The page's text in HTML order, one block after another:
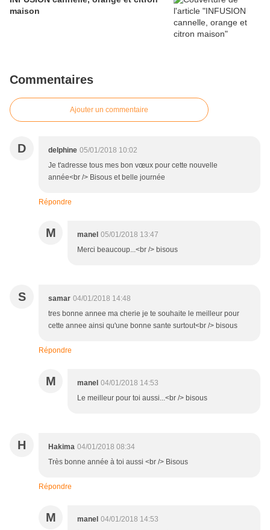
maison
Commentaires
Ajouter un commentaire
D delphine 05/01/2018 10:02
Je t'adresse tous mes bon vœux pour cette nouvelle
année<br /> Bisous et belle journée
Répondre
M manel 05/01/2018 13:47
Merci beaucoup...<br /> bisous
S samar 04/01/2018 14:48
tres bonne annee ma cherie je te souhaite le meilleur pour
cette annee ainsi qu'une bonne sante surtout<br /> bisous
Répondre
M manel 04/01/2018 14:53
Le meilleur pour toi aussi...<br /> bisous
H Hakima 04/01/2018 08:34
Très bonne année à toi aussi <br /> Bisous
Répondre
M manel 04/01/2018 14:53